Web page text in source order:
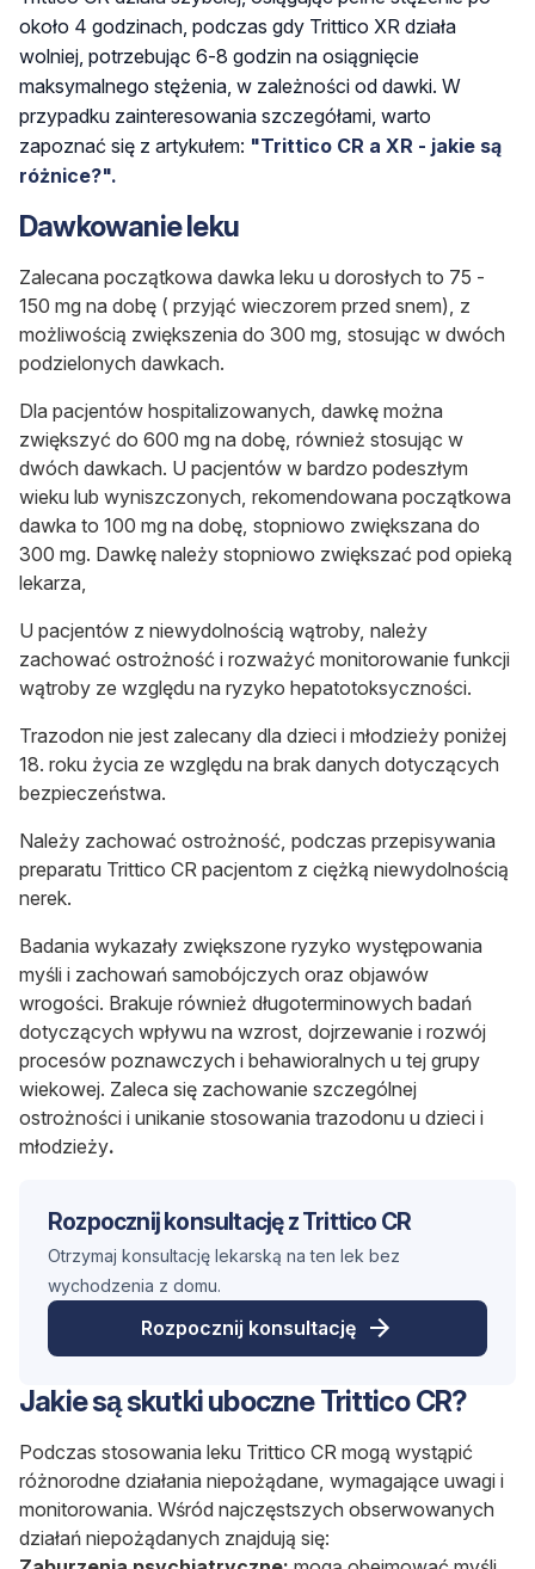
około 4 godzinach, podczas gdy Trittico XR działa
wolniej, potrzebując 6-8 godzin na osiągnięcie
maksymalnego stężenia, w zależności od dawki. W
przypadku zainteresowania szczegółami, warto
zapoznać się z artykułem: "Trittico CR a XR - jakie są
różnice?".
Dawkowanie leku
Zalecana początkowa dawka leku u dorosłych to 75 -
150 mg na dobę ( przyjąć wieczorem przed snem) , z
możliwością zwiększenia do 300 mg, stosując w dwóch
podzielonych dawkach.
Dla pacjentów hospitalizowanych, dawkę można
zwiększyć do 600 mg na dobę, również stosując w
dwóch dawkach. U pacjentów w bardzo podeszłym
wieku lub wyniszczonych , rekomendowana początkowa
dawka to 100 mg na dobę, stopniowo zwiększana do
300 mg. Dawkę należy stopniowo zwiększać pod opieką
lekarza,
U pacjentów z niewydolnością wątroby, należy
zachować ostrożność i rozważyć monitorowanie funkcji
wątroby ze względu na ryzyko hepatotoksyczności.
Trazodon nie jest zalecany dla dzieci i młodzieży poniżej
18. roku życia ze względu na brak danych dotyczących
bezpieczeństwa.
Należy zachować ostrożność, podczas przepisywania
preparatu Trittico CR pacjentom z ciężką niewydolnością
nerek.
Badania wykazały zwiększone ryzyko występowania
myśli i zachowań samobójczych oraz objawów
wrogości. Brakuje również długoterminowych badań
dotyczących wpływu na wzrost, dojrzewanie i rozwój
procesów poznawczych i behawioralnych u tej grupy
wiekowej. Zaleca się zachowanie szczególnej
ostrożności i unikanie stosowania trazodonu u dzieci i
młodzieży.
Rozpocznij konsultację z Trittico CR
Otrzymaj konsultację lekarską na ten lek bez
wychodzenia z domu.
Rozpocznij konsultację
Jakie są skutki uboczne Trittico CR?
Podczas stosowania leku Trittico CR mogą wystąpić
różnorodne działania niepożądane, wymagające uwagi i
monitorowania. Wśród najczęstszych obserwowanych
działań niepożądanych znajdują się: